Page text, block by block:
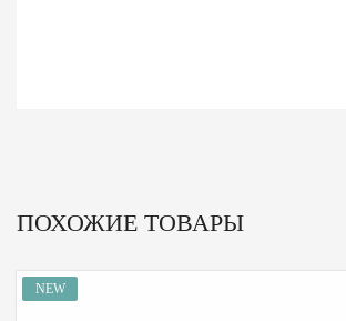
ПОХОЖИЕ ТОВАРЫ